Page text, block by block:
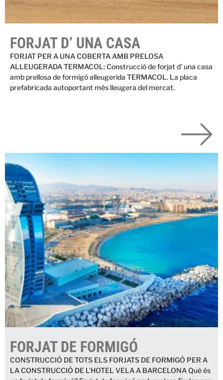
FORJAT D’ UNA CASA
FORJAT PER A UNA COBERTA AMB PRELOSA
ALLEUGERADA TERMACOL: Construcció de forjat d' una casa
amb prellosa de formigó alleugerida TERMACOL. La placa
prefabricada autoportant més lleugera del mercat.
FORJAT DE FORMIGÓ
CONSTRUCCIÓ DE TOTS ELS FORJATS DE FORMIGÓ PER A
LA CONSTRUCCIÓ DE L'HOTEL VELA A BARCELONA Què és